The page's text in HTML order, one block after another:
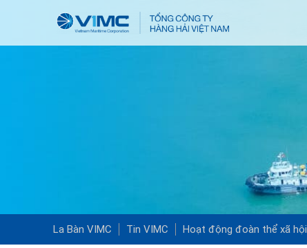
La Bàn VIMC Tin VIMC Hoạt động đoàn thể xã hội